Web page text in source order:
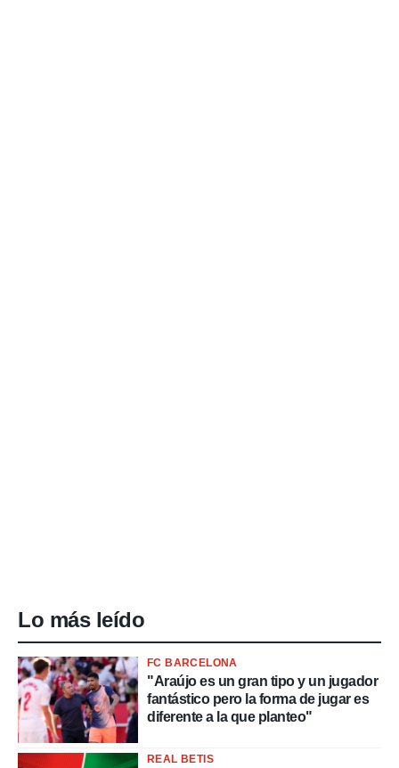
Lo más leído
FC BARCELONA
"Araújo es un gran tipo y un jugador
fantástico pero la forma de jugar es
diferente a la que planteo"
REAL BETIS